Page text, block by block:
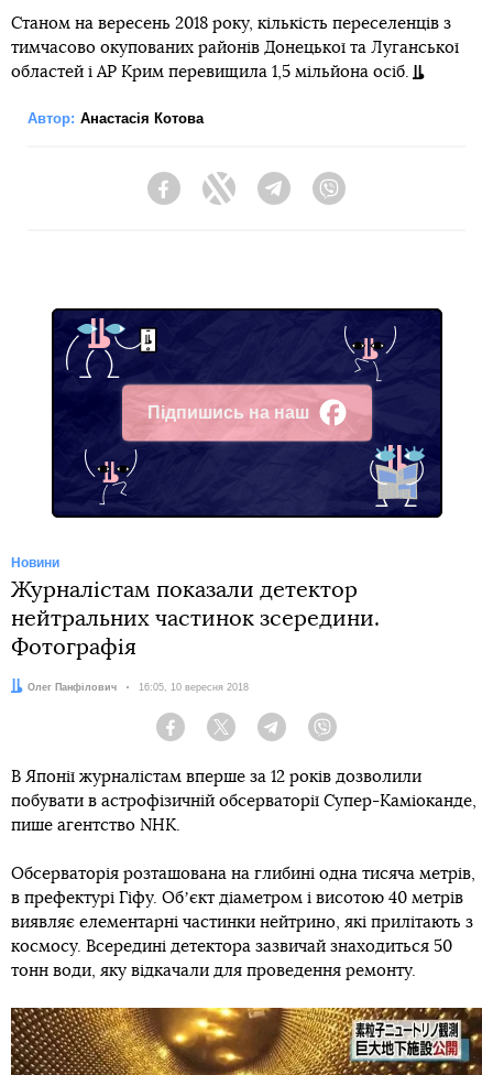
Станом на вересень 2018 року, кількість переселенців з
тимчасово окупованих районів Донецької та Луганської
областей і АР Крим перевищила 1,5 мільйона осіб.
Автор: Анастасія Котова
FacebookTwitter Telegram
Підпишись на наш
Facebook
Новини
Журналістам показали детектор
нейтральних частинок зсередини.
Фотографія
Автор:
Олег Панфілович Дата:
16:05, 10 вересня 2018
Facebook Twitter Telegram
В Японії журналістам вперше за 12 років дозволили
побувати в астрофізичній обсерваторії Супер-Каміоканде,
пише агентство NHK.
Обсерваторія розташована на глибині одна тисяча метрів,
в префектурі Гіфу. Обʼєкт діаметром і висотою 40 метрів
виявляє елементарні частинки нейтрино, які прилітають з
космосу. Всередині детектора зазвичай знаходиться 50
тонн води, яку відкачали для проведення ремонту.